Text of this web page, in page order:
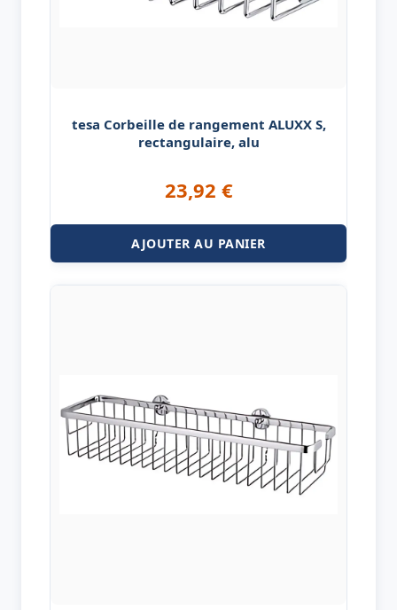
tesa Corbeille de rangement ALUXX S,
rectangulaire, alu
23,92 €
AJOUTER AU PANIER